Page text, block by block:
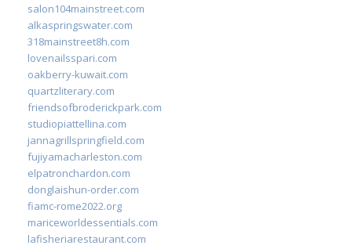
salon104mainstreet.com
alkaspringswater.com
318mainstreet8h.com
lovenailsspari.com
oakberry-kuwait.com
quartzliterary.com
friendsofbroderickpark.com
studiopiattellina.com
jannagrillspringfield.com
fujiyamacharleston.com
elpatronchardon.com
donglaishun-order.com
fiamc-rome2022.org
mariceworldessentials.com
lafisheriarestaurant.com